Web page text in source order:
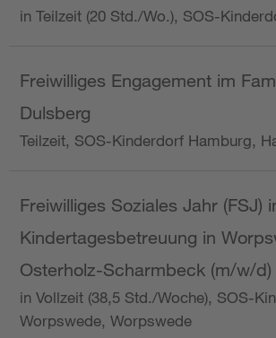
in Teilzeit (20 Std./Wo.), SOS-
Freiwilliges Engagement im
Dulsberg
Teilzeit, SOS-Kinderdorf Hamburg,
Freiwilliges Soziales Jahr (FSJ)
Kindertagesbetreuung in
Osterholz-Scharmbeck (m/w/d)
in Vollzeit (38,5 Std./Woche), SOS-
Worpswede, Worpswede